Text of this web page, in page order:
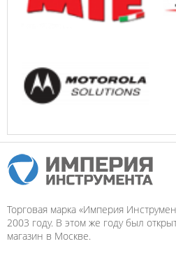
Торговая марка «Империя
2003 году. В этом же году был
магазин в Москве.